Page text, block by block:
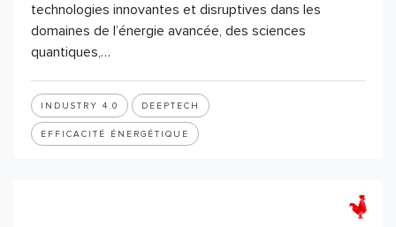
technologies innovantes et disruptives dans les
domaines de l’énergie avancée, des sciences
quantiques,…
INDUSTRY 4.0 DEEPTECH
EFFICACITÉ ÉNERGÉTIQUE